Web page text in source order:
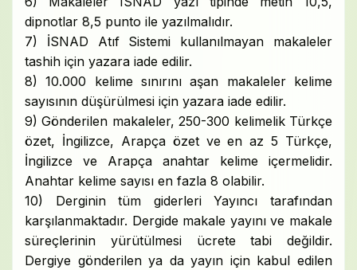
dipnotlar 8,5 punto ile yazılmalıdır.
7) İSNAD Atıf Sistemi kullanılmayan makaleler
tashih için yazara iade edilir.
8) 10.000 kelime sınırını aşan makaleler kelime
sayısının düşürülmesi için yazara iade edilir.
9) Gönderilen makaleler, 250-300 kelimelik Türkçe
özet, İngilizce, Arapça özet ve en az 5 Türkçe,
İngilizce ve Arapça anahtar kelime içermelidir.
Anahtar kelime sayısı en fazla 8 olabilir.
10) Derginin tüm giderleri Yayıncı tarafından
karşılanmaktadır. Dergide makale yayını ve makale
süreçlerinin yürütülmesi ücrete tabi değildir.
Dergiye gönderilen ya da yayın için kabul edilen